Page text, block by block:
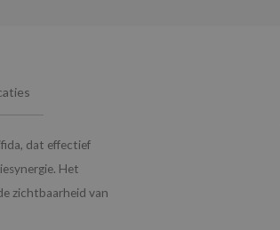
dat effectief
Het
zichtbaarheid van